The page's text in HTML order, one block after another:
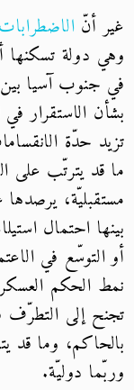
غير أنّ
وهي دولة تسكنها
في جنوب آسيا
بشأن الاستقرار
تزيد حدّة
ما قد يترتّب على
مستقبليّة،
بينها احتمال
أو التوسّع في
نمط الحكم
تجنح إلى التطرّف
بالحاكم، وما قد
وربّما دوليّة.